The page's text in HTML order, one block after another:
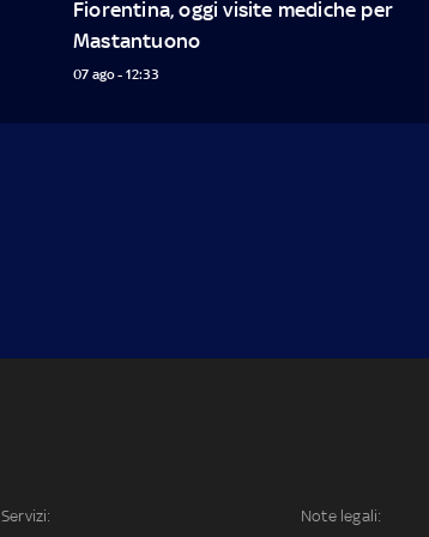
Fiorentina, oggi visite mediche per
Mastantuono
07 ago - 12:33
Servizi: Note legali: